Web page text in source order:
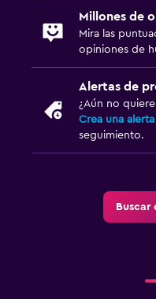
Millones de
Mira las
opiniones de
Alertas de
¿Aún no
Crea una
seguimiento.
Buscar